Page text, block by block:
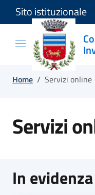
Salta e vai al
Salta e vai al footer
Sito istituzionale
Home / Servizi online
Servizi
In evidenza